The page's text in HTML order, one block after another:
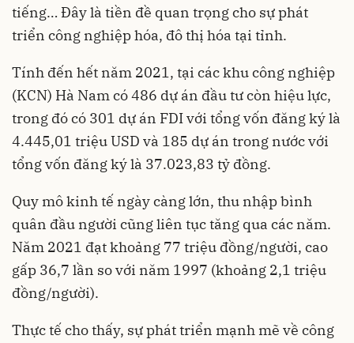
tiếng… Đây là tiền đề quan trọng cho sự phát
triển công nghiệp hóa, đô thị hóa tại tỉnh.
Tính đến hết năm 2021, tại các khu công nghiệp
(KCN) Hà Nam có 486 dự án đầu tư còn hiệu lực,
trong đó có 301 dự án FDI với tổng vốn đăng ký là
4.445,01 triệu USD và 185 dự án trong nước với
tổng vốn đăng ký là 37.023,83 tỷ đồng.
Quy mô kinh tế ngày càng lớn, thu nhập bình
quân đầu người cũng liên tục tăng qua các năm.
Năm 2021 đạt khoảng 77 triệu đồng/người, cao
gấp 36,7 lần so với năm 1997 (khoảng 2,1 triệu
đồng/người).
Thực tế cho thấy, sự phát triển mạnh mẽ về công